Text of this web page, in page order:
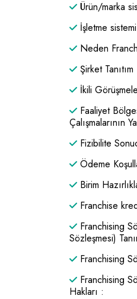
Ürün/marka
İşletme sistemi
Neden
Şirket
İkili
Faaliyet
Çalışmalarının
Fizibilite
Ödeme
Birim
Franchise
Franchising
Sözleşmesi)
Franchising
Franchising
Hakları :